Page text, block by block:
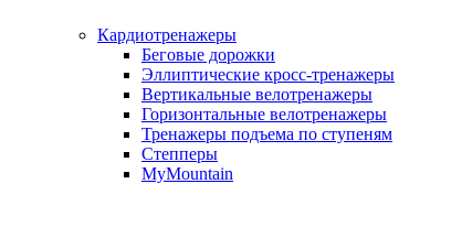
Кардиотренажеры
Беговые дорожки
Эллиптические кросс-тренажеры
Вертикальные велотренажеры
Горизонтальные велотренажеры
Тренажеры подъема по ступеням
Степперы
MyMountain